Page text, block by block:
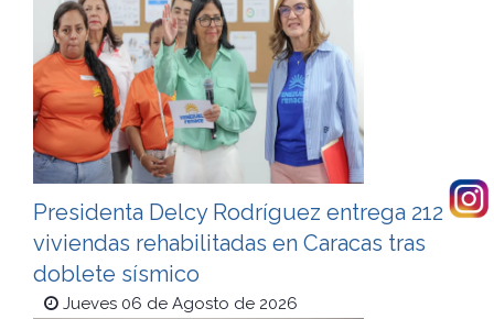
Presidenta Delcy Rodríguez entrega 212
viviendas rehabilitadas en Caracas tras
doblete sísmico
Jueves 06 de Agosto de 2026